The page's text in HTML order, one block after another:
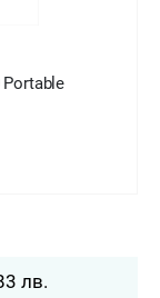
Portable
лв.